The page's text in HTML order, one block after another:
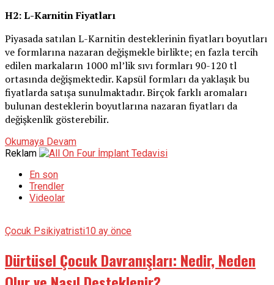
H2: L-Karnitin Fiyatları
Piyasada satılan L-Karnitin desteklerinin fiyatları boyutları
ve formlarına nazaran değişmekle birlikte; en fazla tercih
edilen markaların 1000 ml’lik sıvı formları 90-120 tl
ortasında değişmektedir. Kapsül formları da yaklaşık bu
fiyatlarda satışa sunulmaktadır. Birçok farklı aromaları
bulunan desteklerin boyutlarına nazaran fiyatları da
değişkenlik gösterebilir.
Okumaya Devam
Reklam
En son
Trendler
Videolar
Çocuk Psikiyatristi10 ay önce
Dürtüsel Çocuk Davranışları: Nedir, Neden